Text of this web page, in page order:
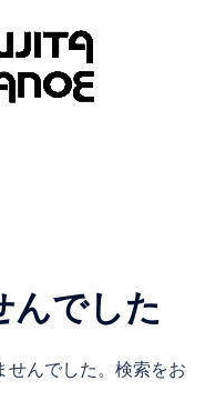
んでした
せんでした。検索をお